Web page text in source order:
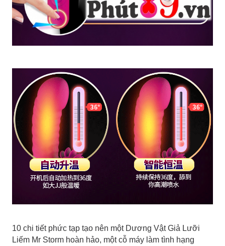
10 chi tiết phức tạp tạo nên một Dương Vật Giả Lưỡi
Liếm Mr Storm hoàn hảo, một cỗ máy làm tình hạng